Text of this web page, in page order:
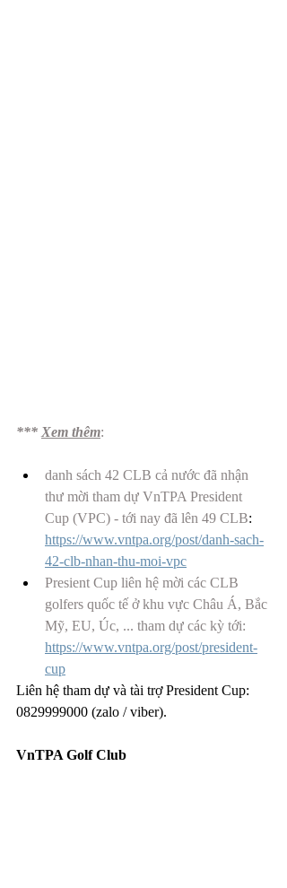
*** Xem thêm:
danh sách 42 CLB cả nước đã nhận
thư mời tham dự VnTPA President
Cup (VPC) - tới nay đã lên 49 CLB:
https://www.vntpa.org/post/danh-sach-
42-clb-nhan-thu-moi-vpc
Presient Cup liên hệ mời các CLB
golfers quốc tế ở khu vực Châu Á, Bắc
Mỹ, EU, Úc, ... tham dự các kỳ tới:
https://www.vntpa.org/post/president-
cup
Liên hệ tham dự và tài trợ President Cup:
0829999000 (zalo / viber).
VnTPA Golf Club